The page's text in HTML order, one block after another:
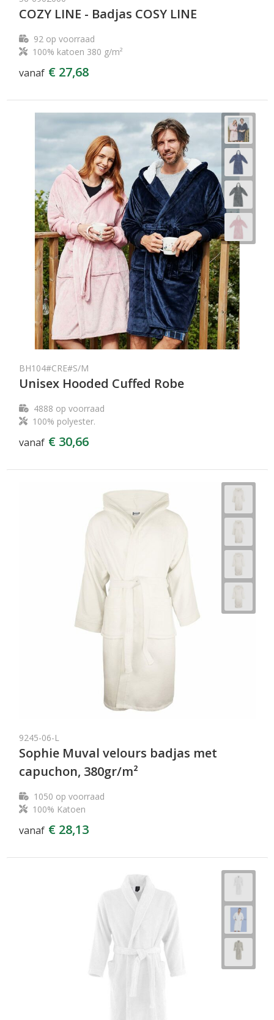
COZY LINE - Badjas COSY LINE
92op voorraad
100% katoen 380 g/m²
vanaf € 27,68
BH104#CRE#S/M
Unisex Hooded Cuffed Robe
4888 op voorraad
100% polyester.
vanaf € 30,66
9245-06-L
Sophie Muval velours badjas met
capuchon, 380gr/m²
1050 op voorraad
100% Katoen
vanaf € 28,13